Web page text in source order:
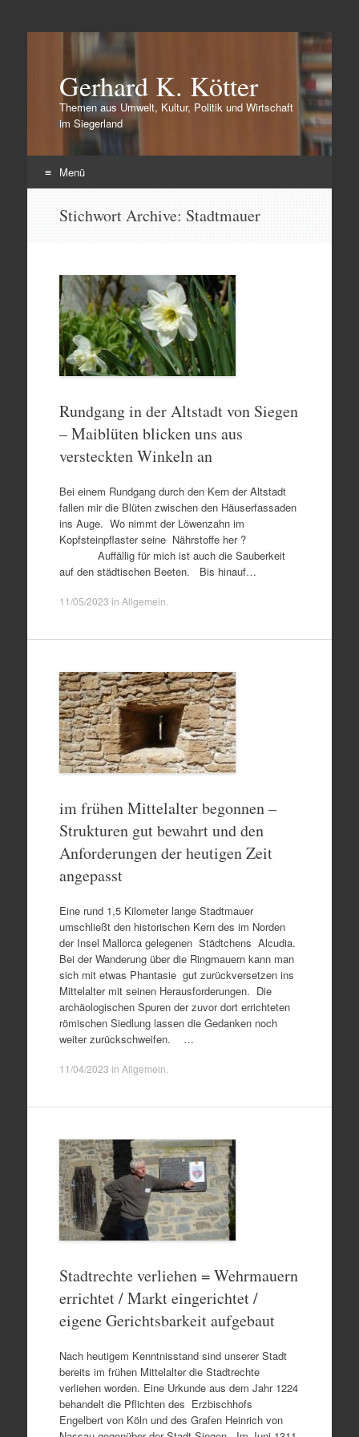
Gerhard K. Kötter
Themen aus Umwelt, Kultur, Politik und Wirtschaft
im Siegerland
Menü
Stichwort Archive: Stadtmauer
Rundgang in der Altstadt von Siegen
– Maiblüten blicken uns aus
versteckten Winkeln an
Bei einem Rundgang durch den Kern der Altstadt
fallen mir die Blüten zwischen den Häuserfassaden
ins Auge. Wo nimmt der Löwenzahn im
Kopfsteinpflaster seine Nährstoffe her ?
Auffällig für mich ist auch die Sauberkeit
auf den städtischen Beeten. Bis hinauf…
11/05/2023 in Allgemein
im frühen Mittelalter begonnen –
Strukturen gut bewahrt und den
Anforderungen der heutigen Zeit
angepasst
Eine rund 1,5 Kilometer lange Stadtmauer
umschließt den historischen Kern des im Norden
der Insel Mallorca gelegenen Städtchens Alcudia.
Bei der Wanderung über die Ringmauern kann man
sich mit etwas Phantasie gut zurückversetzen ins
Mittelalter mit seinen Herausforderungen. Die
archäologischen Spuren der zuvor dort errichteten
römischen Siedlung lassen die Gedanken noch
weiter zurückschweifen. …
11/04/2023 in Allgemein
Stadtrechte verliehen = Wehrmauern
errichtet / Markt eingerichtet /
eigene Gerichtsbarkeit aufgebaut
Nach heutigem Kenntnisstand sind unserer Stadt
bereits im frühen Mittelalter die Stadtrechte
verliehen worden. Eine Urkunde aus dem Jahr 1224
behandelt die Pflichten des Erzbischhofs
Engelbert von Köln und des Grafen Heinrich von